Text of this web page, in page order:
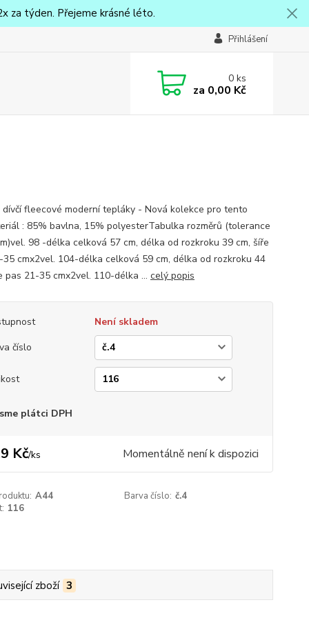
za týden. Přejeme krásné léto.
Přihlášení
0ks
za 0,00 Kč
dívčí fleecové moderní tepláky - Nová kolekce pro tento
: 85% bavlna, 15% polyesterTabulka rozměrů (tolerance
98 -délka celková 57 cm, délka od rozkroku 39 cm, šíře
cmx2vel. 104-délka celková 59 cm, délka od rozkroku 44
pas 21-35 cmx2vel. 110-délka ... celý popis
Není skladem
číslo
plátci DPH
Kč/ks Momentálně není k dispozici
A44 Barva číslo: č.4
116
zboží 3